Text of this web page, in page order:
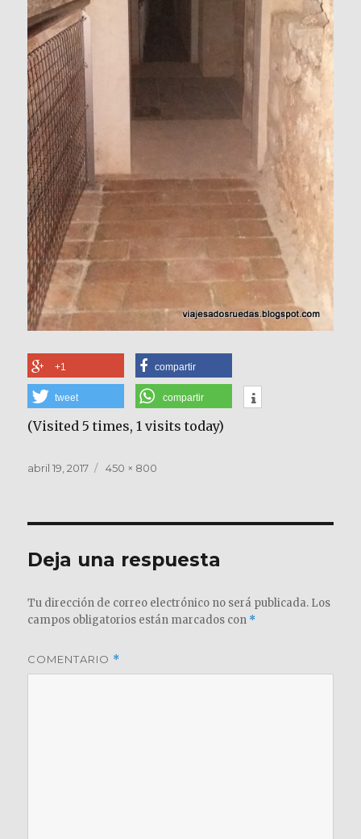
+1 compartir
tweet compartir
(Visited 5 times, 1 visits today)
Publicado
abril 19, 2017
Tamaño
450 × 800
Deja una respuesta
Tu dirección de correo electrónico no será publicada. Los
campos obligatorios están marcados con *
COMENTARIO *